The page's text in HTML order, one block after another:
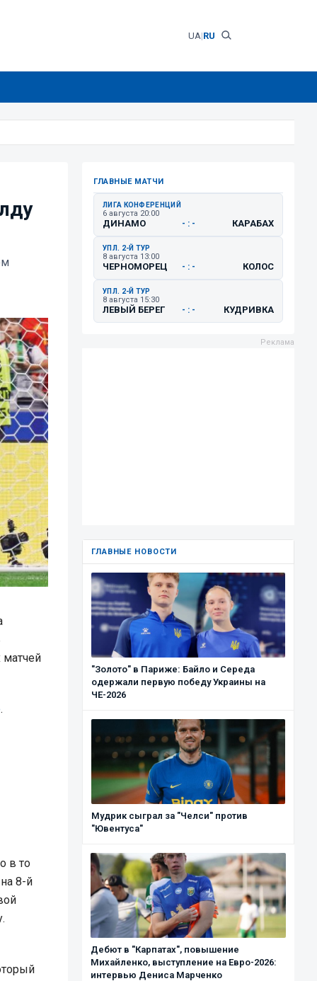
UA|RU
.
в то
8-й
ГЛАВНЫЕ МАТЧИ
ЛИГА КОНФЕРЕНЦИЙ
6 августа 20:00
ДИНАМО - : - КАРАБАХ
УПЛ. 2-Й ТУР
8 августа 13:00
ЧЕРНОМОРЕЦ - : - КОЛОС
УПЛ. 2-Й ТУР
8 августа 15:30
ЛЕВЫЙ БЕРЕГ - : - КУДРИВКА
ГЛАВНЫЕ НОВОСТИ
"Золото" в Париже: Байло и Середа
одержали первую победу Украины на
ЧЕ-2026
Мудрик сыграл за "Челси" против
"Ювентуса"
Дебют в "Карпатах", повышение
Михайленко, выступление на Евро-2026:
интервью Дениса Марченко